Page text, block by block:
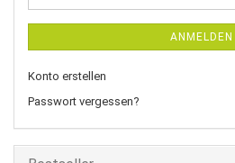
ANMELDEN
Konto erstellen
Passwort vergessen?